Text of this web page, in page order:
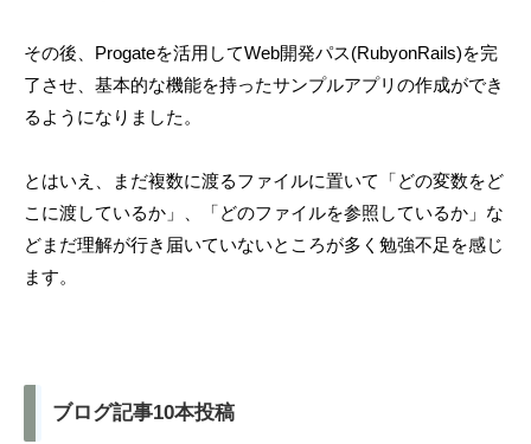
その後、Progateを活用してWeb開発パス(RubyonRails)を完
了させ、基本的な機能を持ったサンプルアプリの作成ができ
るようになりました。
とはいえ、まだ複数に渡るファイルに置いて「どの変数をど
こに渡しているか」、「どのファイルを参照しているか」な
どまだ理解が行き届いていないところが多く勉強不足を感じ
ます。
ブログ記事10本投稿